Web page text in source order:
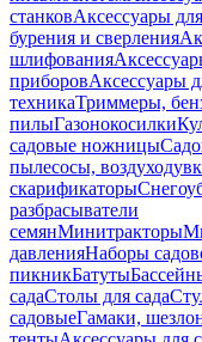
станковАксессуары
бурения и сверления
шлифования
приборовАксессуары
техникаТриммеры,
пилыГазонокосилки
садовые ножницы
пылесосы,
скарификаторы
разбрасыватели
семянМинитракторы
давленияНаборы
пикникБатуты
садаСтолы для сада
садовыеГамаки,